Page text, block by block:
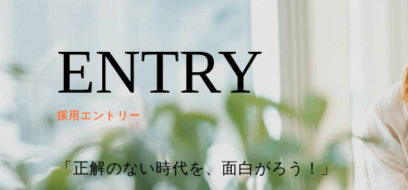
採用エントリー
ENTRY
「正解のない時代を、面白がろう！」